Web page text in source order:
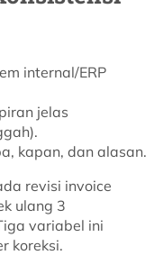
internal/ERP
jelas
kapan, dan alasan.
revisi invoice
ulang 3
variabel ini
koreksi.